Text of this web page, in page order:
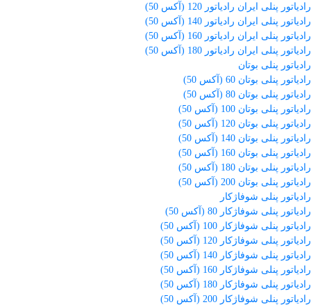
رادیاتور پنلی ایران رادیاتور 120 (آکس 50)
رادیاتور پنلی ایران رادیاتور 140 (آکس 50)
رادیاتور پنلی ایران رادیاتور 160 (آکس 50)
رادیاتور پنلی ایران رادیاتور 180 (آکس 50)
رادیاتور پنلی بوتان
رادیاتور پنلی بوتان 60 (آکس 50)
رادیاتور پنلی بوتان 80 (آکس 50)
رادیاتور پنلی بوتان 100 (آکس 50)
رادیاتور پنلی بوتان 120 (آکس 50)
رادیاتور پنلی بوتان 140 (آکس 50)
رادیاتور پنلی بوتان 160 (آکس 50)
رادیاتور پنلی بوتان 180 (آکس 50)
رادیاتور پنلی بوتان 200 (آکس 50)
رادیاتور پنلی شوفاژکار
رادیاتور پنلی شوفاژکار 80 (آکس 50)
رادیاتور پنلی شوفاژکار 100 (آکس 50)
رادیاتور پنلی شوفاژکار 120 (آکس 50)
رادیاتور پنلی شوفاژکار 140 (آکس 50)
رادیاتور پنلی شوفاژکار 160 (آکس 50)
رادیاتور پنلی شوفاژکار 180 (آکس 50)
رادیاتور پنلی شوفاژکار 200 (آکس 50)